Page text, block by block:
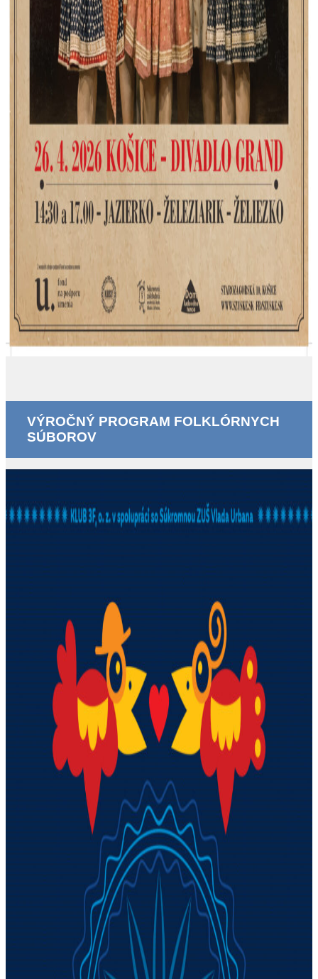
VÝROČNÝ PROGRAM FOLKLÓRNYCH
SÚBOROV